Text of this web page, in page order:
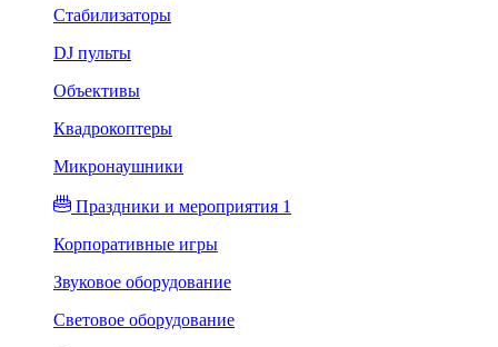
Стабилизаторы
DJ пульты
Объективы
Квадрокоптеры
Микронаушники
Праздники и мероприятия 1
Корпоративные игры
Звуковое оборудование
Световое оборудование